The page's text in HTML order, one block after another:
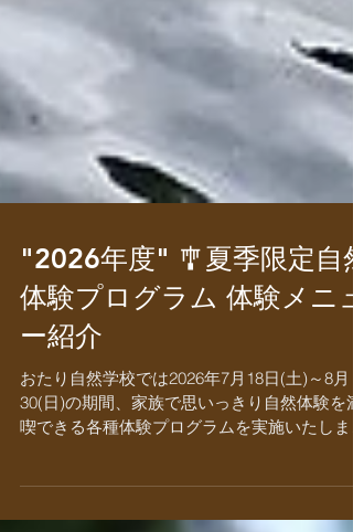
"2026年度" 🎐夏季限定自然
体験プログラム 体験メニュ
ー紹介
おたり自然学校では2026年7月18日(土)～8月
の大自然の中で「遊び」・「学び」一生モノ